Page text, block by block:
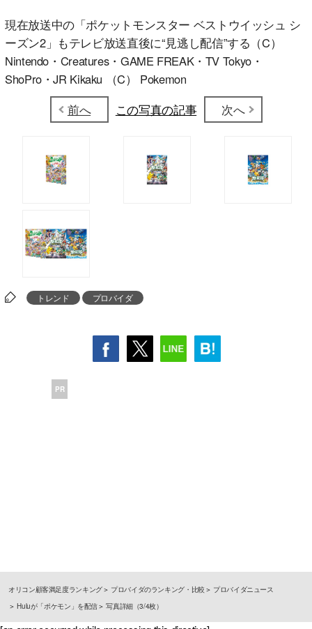
現在放送中の「ポケットモンスター ベストウイッシュ シ
ーズン2」もテレビ放送直後に“見逃し配信”する（C）
Nintendo・Creatures・GAME FREAK・TV Tokyo・
ShoPro・JR Kikaku （C） Pokemon
前へ
この写真の記事 次へ
トレンド プロバイダ
PR
オリコン顧客満足度ランキング プロバイダのランキング・比較
プロバイダニュース
Huluが「ポケモン」を配信
写真詳細（3/4枚）